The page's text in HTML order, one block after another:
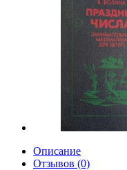
Описание
Отзывов (0)